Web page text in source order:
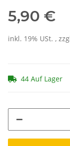
5,90 €
inkl. 19% USt. ,
44 Auf Lager